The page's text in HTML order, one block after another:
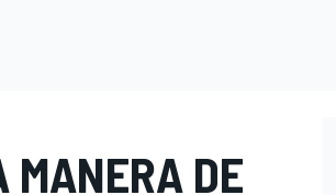
DE